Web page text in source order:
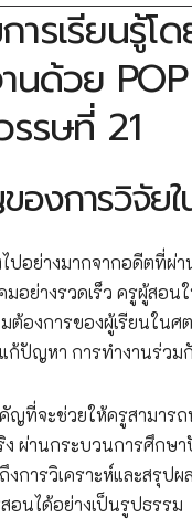
เรียนรู้โด
นด้วย
รรษที่ 21
งการวิจัยใ
ปอย่างมากจากอดีตที่ผ่
มอย่างรวดเร็ว ครูผู้ส
องการของผู้เรียนในศ
ก้ปัญหา การทำงานร่ว
ญที่จะช่วยให้ครูสามา
ง ผ่านกระบวนการศึก
งการวิเคราะห์และสรุ
อนได้อย่างเป็นรูปธรรม